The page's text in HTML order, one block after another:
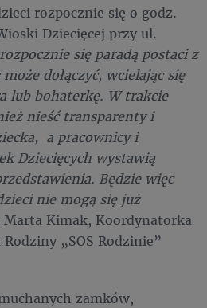
rozpocznie się o godz.
Dziecięcej przy ul.
rozpocznie się paradą postaci z
dołączyć, wcielając się
lub bohaterkę. W trakcie
nieść transparenty i
a pracownicy i
Dziecięcych wystawią
Będzie więc
nie mogą się już
Kimak, Koordynatorka
„SOS Rodzinie”
zamków,